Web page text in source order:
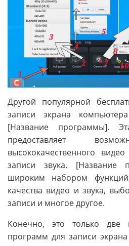
Другой популярной
записи экрана
[Название программы].
предоставляет
высококачественного
записи звука. [Название
широким набором
качества видео и звука,
записи и многое другое.
Конечно, это только две
программ для записи